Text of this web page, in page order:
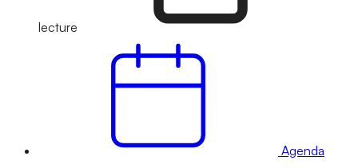
lecture
Agenda